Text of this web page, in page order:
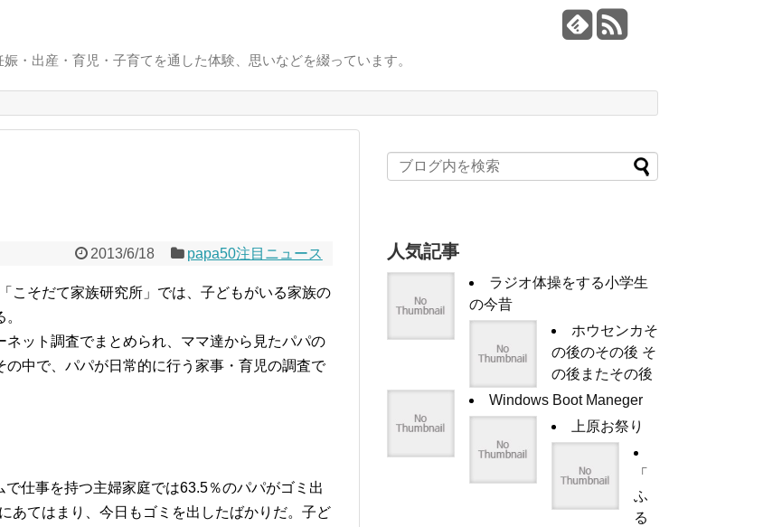
・出産・育児・子育てを通した体験、思いなどを綴っています。
2013/6/18 papa50注目ニュース
こそだて家族研究所」では、子どもがいる家族の
ット調査でまとめられ、ママ達から見たパパの
中で、パパが日常的に行う家事・育児の調査で
仕事を持つ主婦家庭では63.5％のパパがゴミ出
あてはまり、今日もゴミを出したばかりだ。子ど
人気記事
ラジオ体操をする小学生
の今昔
ホウセンカそ
の後のその後 そ
の後またその後
Windows Boot Maneger
上原お祭り
「
ふ
る